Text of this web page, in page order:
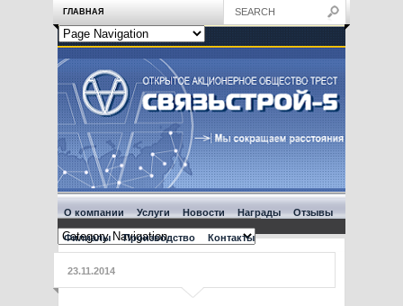
ГЛАВНАЯ
О компании Услуги Новости Награды Отзывы
Филиалы Производство Контакты
23.11.2014